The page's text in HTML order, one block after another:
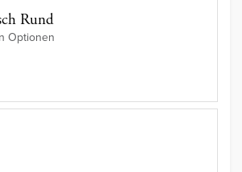
Rund
Optionen